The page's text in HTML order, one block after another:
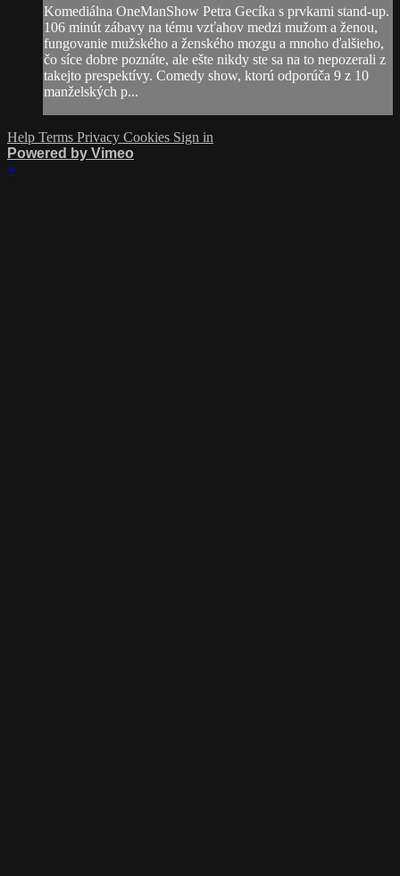
Komediálna OneManShow Petra Gecíka s prvkami stand-up.
106 minút zábavy na tému vzťahov medzi mužom a ženou,
fungovanie mužského a ženského mozgu a mnoho ďalšieho,
čo síce dobre poznáte, ale ešte nikdy ste sa na to nepozerali z
takejto prespektívy. Comedy show, ktorú odporúča 9 z 10
manželských p...
Help Terms Privacy Cookies Sign in
Powered by Vimeo
×